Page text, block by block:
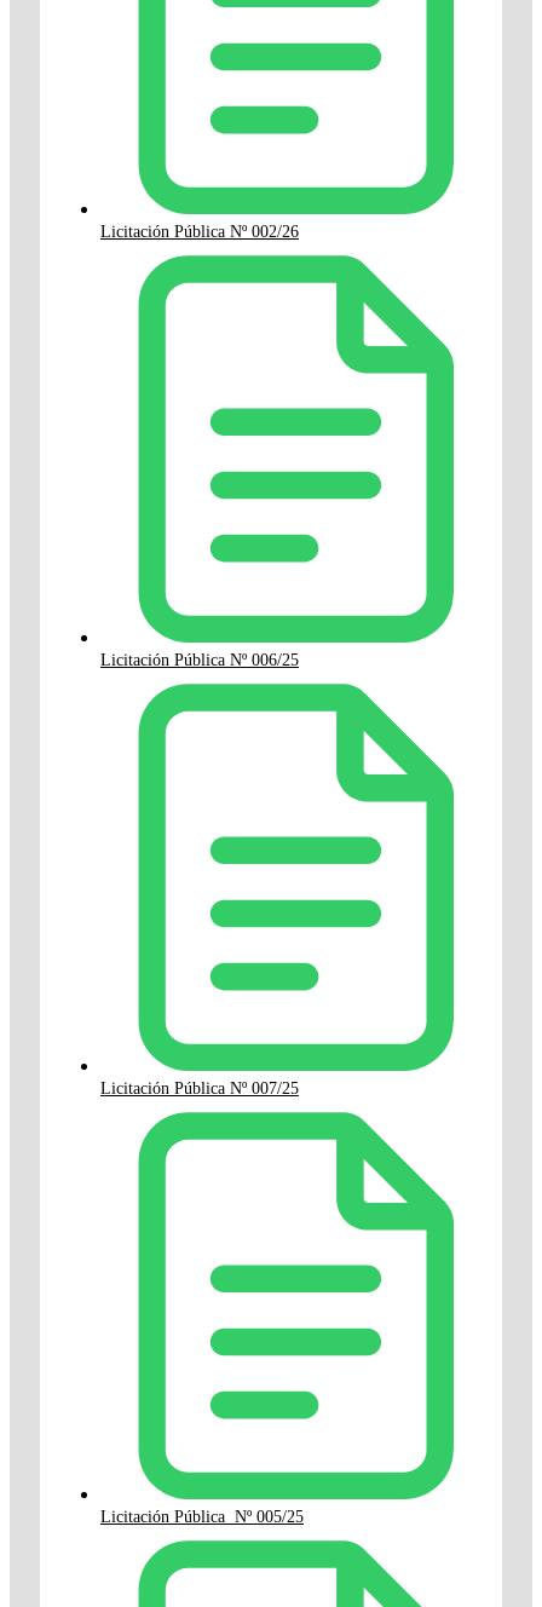
Licitación Pública Nº 002/26
Licitación Pública Nº 006/25
Licitación Pública Nº 007/25
Licitación Pública Nº 005/25